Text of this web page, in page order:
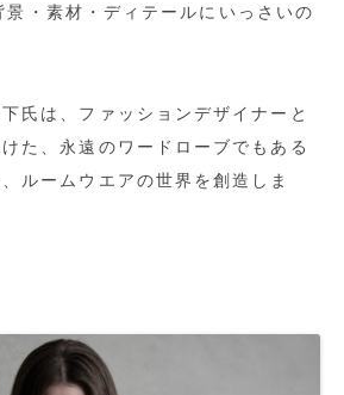
・素材・ディテールにいっさいの
氏は、ファッションデザイナーと
た、永遠のワードローブでもある
ルームウエアの世界を創造しま